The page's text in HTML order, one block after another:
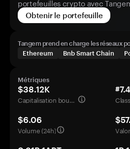
portefeuilles crypto avec
Obtenir le portefeuille
Tangem prend en charge les réseaux
Ethereum
Bnb Smart Chain
Métriques
$38.12K
Capitalisation boursière
$6.06
Volume (24h)